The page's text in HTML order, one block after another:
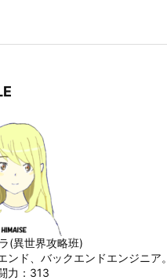
(異世界攻略班)
ンド、バックエンドエンジニア。
力：313